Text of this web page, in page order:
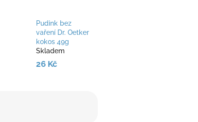
Pudink bez
vaření Dr. Oetker
kokos 49g
Skladem
26 Kč